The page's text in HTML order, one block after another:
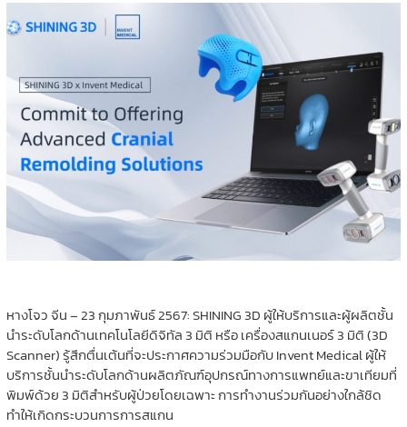
หางโจว จีน – 23 กุมภาพันธ์ 2567: SHINING 3D ผู้ให้บริการและผู้ผลิตชั้น
นำระดับโลกด้านเทคโนโลยีดิจิทัล 3 มิติ หรือ เครื่องสแกนเนอร์ 3 มิติ (3D
Scanner) รู้สึกตื่นเต้นที่จะประกาศความร่วมมือกับ Invent Medical ผู้ให้
บริการชั้นนำระดับโลกด้านผลิตภัณฑ์อุปกรณ์ทางการแพทย์และขาเทียมที่
พิมพ์ด้วย 3 มิติสำหรับผู้ป่วยโดยเฉพาะ การทำงานร่วมกันอย่างใกล้ชิด
ทำให้เกิดกระบวนการการสแกน